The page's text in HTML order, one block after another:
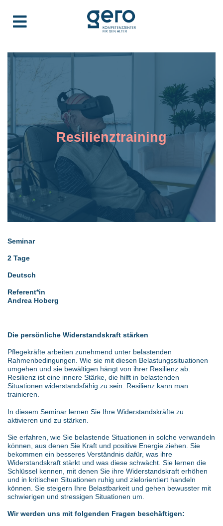
Resilienztraining
Seminar
2 Tage
Deutsch
Referent*in
Andrea Hoberg
Die persönliche Widerstandskraft stärken
Pflegekräfte arbeiten zunehmend unter belastenden
Rahmenbedingungen. Wie sie mit diesen Belastungssituationen
umgehen und sie bewältigen hängt von ihrer Resilienz ab.
Resilienz ist eine innere Stärke, die hilft in belastenden
Situationen widerstandsfähig zu sein. Resilienz kann man
trainieren.
In diesem Seminar lernen Sie Ihre Widerstandskräfte zu
aktivieren und zu stärken.
Sie erfahren, wie Sie belastende Situationen in solche verwandeln
können, aus denen Sie Kraft und positive Energie ziehen. Sie
bekommen ein besseres Verständnis dafür, was ihre
Widerstandskraft stärkt und was diese schwächt. Sie lernen die
Schlüssel kennen, mit denen Sie ihre Widerstandskraft erhöhen
und in kritischen Situationen ruhig und zielorientiert handeln
können. Sie steigern Ihre Belastbarkeit und gehen bewusster mit
schwierigen und stressigen Situationen um.
Wir werden uns mit folgenden Fragen beschäftigen: